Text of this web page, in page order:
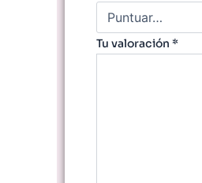
Tu valoración *